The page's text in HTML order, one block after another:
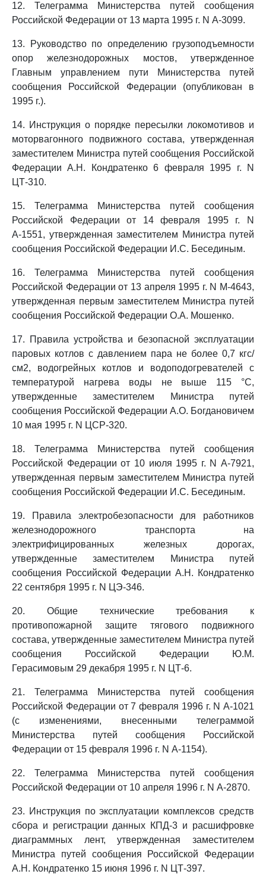
12. Телеграмма Министерства путей сообщения
Российской Федерации от 13 марта 1995 г. N А-3099.
13. Руководство по определению грузоподъемности
опор железнодорожных мостов, утвержденное
Главным управлением пути Министерства путей
сообщения Российской Федерации (опубликован в
1995 г.).
14. Инструкция о порядке пересылки локомотивов и
моторвагонного подвижного состава, утвержденная
заместителем Министра путей сообщения Российской
Федерации А.Н. Кондратенко 6 февраля 1995 г. N
ЦТ-310.
15. Телеграмма Министерства путей сообщения
Российской Федерации от 14 февраля 1995 г. N
А-1551, утвержденная заместителем Министра путей
сообщения Российской Федерации И.С. Бесединым.
16. Телеграмма Министерства путей сообщения
Российской Федерации от 13 апреля 1995 г. N М-4643,
утвержденная первым заместителем Министра путей
сообщения Российской Федерации О.А. Мошенко.
17. Правила устройства и безопасной эксплуатации
паровых котлов с давлением пара не более 0,7 кгс/
см2, водогрейных котлов и водоподогревателей с
температурой нагрева воды не выше 115 °C,
утвержденные заместителем Министра путей
сообщения Российской Федерации А.О. Богдановичем
10 мая 1995 г. N ЦСР-320.
18. Телеграмма Министерства путей сообщения
Российской Федерации от 10 июля 1995 г. N А-7921,
утвержденная первым заместителем Министра путей
сообщения Российской Федерации И.С. Бесединым.
19. Правила электробезопасности для работников
железнодорожного транспорта на
электрифицированных железных дорогах,
утвержденные заместителем Министра путей
сообщения Российской Федерации А.Н. Кондратенко
22 сентября 1995 г. N ЦЭ-346.
20. Общие технические требования к
противопожарной защите тягового подвижного
состава, утвержденные заместителем Министра путей
сообщения Российской Федерации Ю.М.
Герасимовым 29 декабря 1995 г. N ЦТ-6.
21. Телеграмма Министерства путей сообщения
Российской Федерации от 7 февраля 1996 г. N А-1021
(с изменениями, внесенными телеграммой
Министерства путей сообщения Российской
Федерации от 15 февраля 1996 г. N А-1154).
22. Телеграмма Министерства путей сообщения
Российской Федерации от 10 апреля 1996 г. N А-2870.
23. Инструкция по эксплуатации комплексов средств
сбора и регистрации данных КПД-3 и расшифровке
диаграммных лент, утвержденная заместителем
Министра путей сообщения Российской Федерации
А.Н. Кондратенко 15 июня 1996 г. N ЦТ-397.